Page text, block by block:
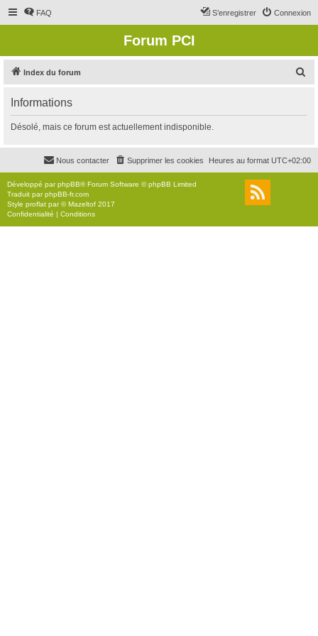
FAQ Connexion
S’enregistrer
Forum PCI
Index du forum
r
c
r
Informations
Désolé, mais ce forum est actuellement indisponible.
Heures au format UTC+02:00
Supprimer les cookies
Nous contacter
Développé parphpBB® Forum Software © phpBB Limited
Traduit parphpBB-fr.com
Style proflat par ©Mazeltof 2017
Confidentialité | Conditions